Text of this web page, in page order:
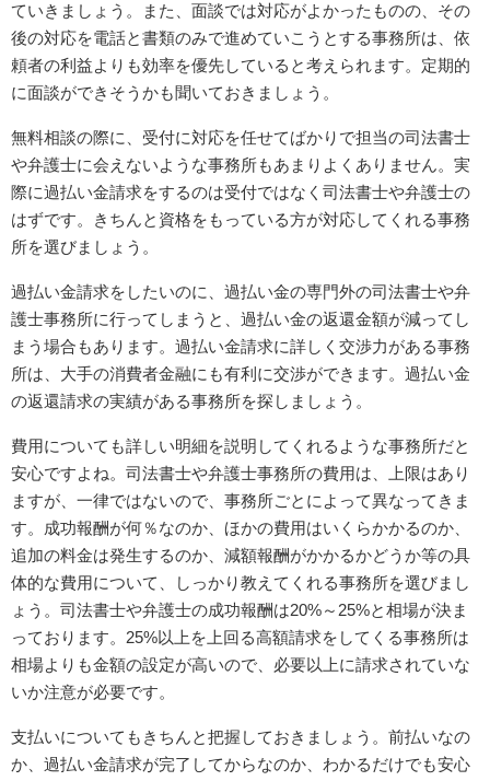
ていきましょう。また、面談では対応がよかったものの、その
後の対応を電話と書類のみで進めていこうとする事務所は、依
頼者の利益よりも効率を優先していると考えられます。定期的
に面談ができそうかも聞いておきましょう。
無料相談の際に、受付に対応を任せてばかりで担当の司法書士
や弁護士に会えないような事務所もあまりよくありません。実
際に過払い金請求をするのは受付ではなく司法書士や弁護士の
はずです。きちんと資格をもっている方が対応してくれる事務
所を選びましょう。
過払い金請求をしたいのに、過払い金の専門外の司法書士や弁
護士事務所に行ってしまうと、過払い金の返還金額が減ってし
まう場合もあります。過払い金請求に詳しく交渉力がある事務
所は、大手の消費者金融にも有利に交渉ができます。過払い金
の返還請求の実績がある事務所を探しましょう。
費用についても詳しい明細を説明してくれるような事務所だと
安心ですよね。司法書士や弁護士事務所の費用は、上限はあり
ますが、一律ではないので、事務所ごとによって異なってきま
す。成功報酬が何％なのか、ほかの費用はいくらかかるのか、
追加の料金は発生するのか、減額報酬がかかるかどうか等の具
体的な費用について、しっかり教えてくれる事務所を選びまし
ょう。司法書士や弁護士の成功報酬は20%～25%と相場が決ま
っております。25%以上を上回る高額請求をしてくる事務所は
相場よりも金額の設定が高いので、必要以上に請求されていな
いか注意が必要です。
支払いについてもきちんと把握しておきましょう。前払いなの
か、過払い金請求が完了してからなのか、わかるだけでも安心